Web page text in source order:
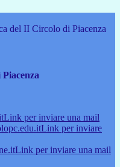
del II Circolo di Piacenza
Link per inviare una mail
Link per inviare
Link per inviare una mail